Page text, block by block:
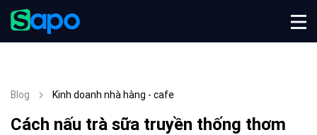
Blog Kinh doanh nhà hàng - cafe
Cách nấu trà sữa truyền thống thơm